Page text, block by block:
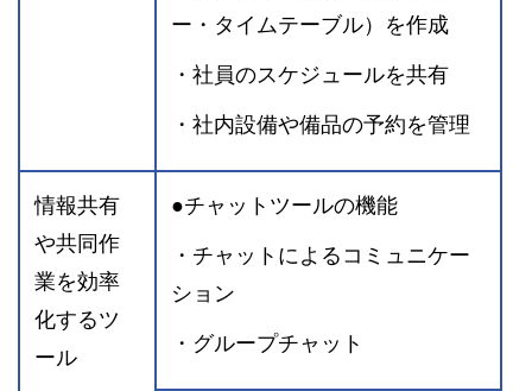
ー・タイムテーブル）を作成
・社員のスケジュールを共有
・社内設備や備品の予約を管理
情報共有
や共同作
業を効率
化するツ
ール
●チャットツールの機能
・チャットによるコミュニケー
ション
・グループチャット